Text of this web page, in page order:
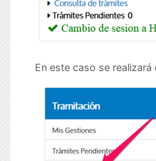
En este caso se